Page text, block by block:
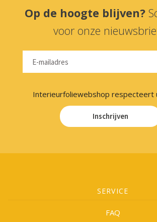
Op de hoogte blijven?
voor onze
Interieurfoliewebshop respecteert
Inschrijven
SERVICE
FAQ